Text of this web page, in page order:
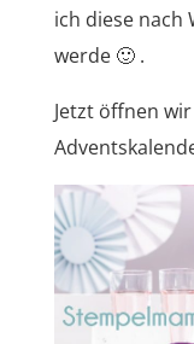
ich diese nach
werde 🙂 .
Jetzt öffnen